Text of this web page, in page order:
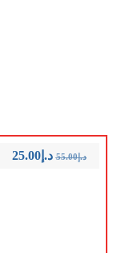
د.إ55.00 د.إ25.00